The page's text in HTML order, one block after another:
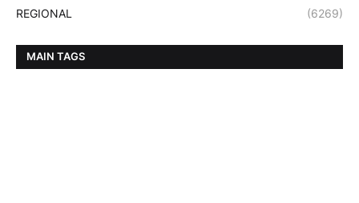
REGIONAL (6269)
MAIN TAGS